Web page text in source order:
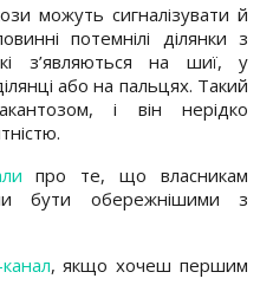
можуть сигналізувати й
потемнілі ділянки з
з’являються на шиї, у
або на пальцях. Такий
і він нерідко
про те, що власникам
бути обережнішими з
, якщо хочеш першим